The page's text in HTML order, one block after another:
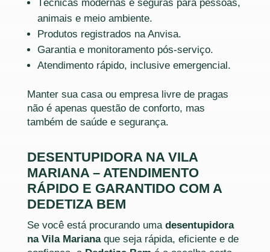
Técnicas modernas e seguras para pessoas,
animais e meio ambiente.
Produtos registrados na Anvisa.
Garantia e monitoramento pós-serviço.
Atendimento rápido, inclusive emergencial.
Manter sua casa ou empresa livre de pragas
não é apenas questão de conforto, mas
também de saúde e segurança.
DESENTUPIDORA NA VILA
MARIANA – ATENDIMENTO
RÁPIDO E GARANTIDO COM A
DEDETIZA BEM
Se você está procurando uma desentupidora
na Vila Marianaque seja rápida, eficiente e de